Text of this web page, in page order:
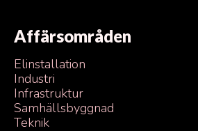
Affärsområden
Elinstallation
Industri
Infrastruktur
Samhällsbyggnad
Teknik